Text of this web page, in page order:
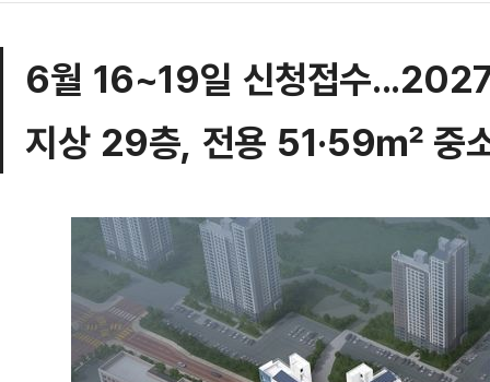
6월 16~19일 신청접수
지상 29층, 전용 51·59㎡ 중